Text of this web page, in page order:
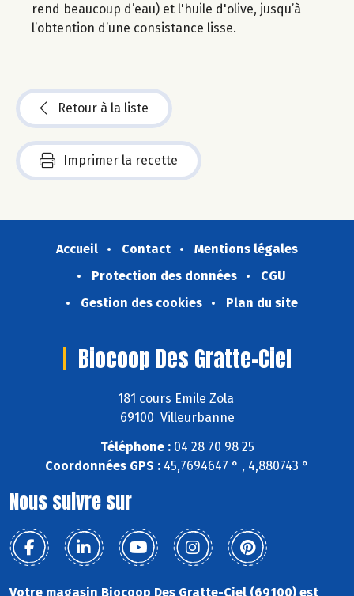
rend beaucoup d’eau) et l'huile d'olive, jusqu’à
l’obtention d’une consistance lisse.
Retour à la liste
Imprimer la recette
Accueil Contact
Mentions légales
Protection des données
CGU
Gestion des cookies
Plan du site
Biocoop Des Gratte-Ciel
181 cours Emile Zola
69100 Villeurbanne
Téléphone :04 28 70 98 25
Coordonnées GPS : 45,7694647 ° , 4,880743 °
Nous suivre sur
Votre magasin Biocoop Des Gratte-Ciel (69100) est